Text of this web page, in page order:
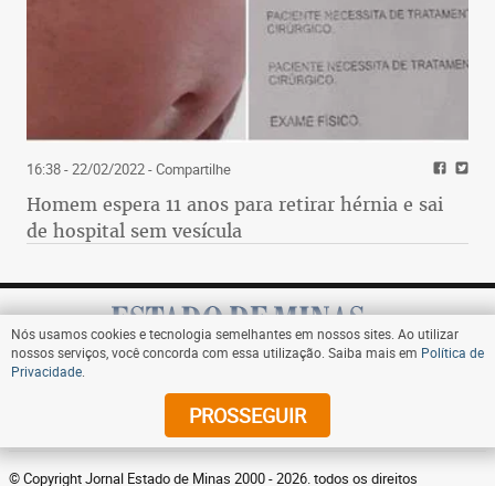
16:38 - 22/02/2022- Compartilhe
Homem espera 11 anos para retirar hérnia e sai
de hospital sem vesícula
Assine
© Copyright Jornal Estado de Minas 2000 - 2026. todos os direitos
Nós usamos cookies e tecnologia semelhantes em nossos sites. Ao utilizar
nossos serviços, você concorda com essa utilização. Saiba mais em Política de
Privacidade
PROSSEGUIR